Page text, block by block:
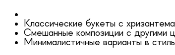
Классические букеты с
Смешанные композиции с другими
Минималистичные варианты в